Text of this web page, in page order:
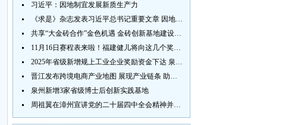
习近平：因地制宜发展新质生产力
《求是》杂志发表习近平总书记重要文章 因地制宜发展新质生产力
共享“大金砖合作”金色机遇 金砖创新基地建设成效显著
11月16日赛程表来啦！福建健儿将向这几个奖牌发起冲击→
2025年省级新增规上工业企业奖励资金下达 泉州市获补资金居全省首位
晋江发布跨境电商产业地图 展现产业链条 助力“晋品出海”
泉州新增3家省级博士后创新实践基地
周祖翼在漳州宣讲党的二十届四中全会精神并调研